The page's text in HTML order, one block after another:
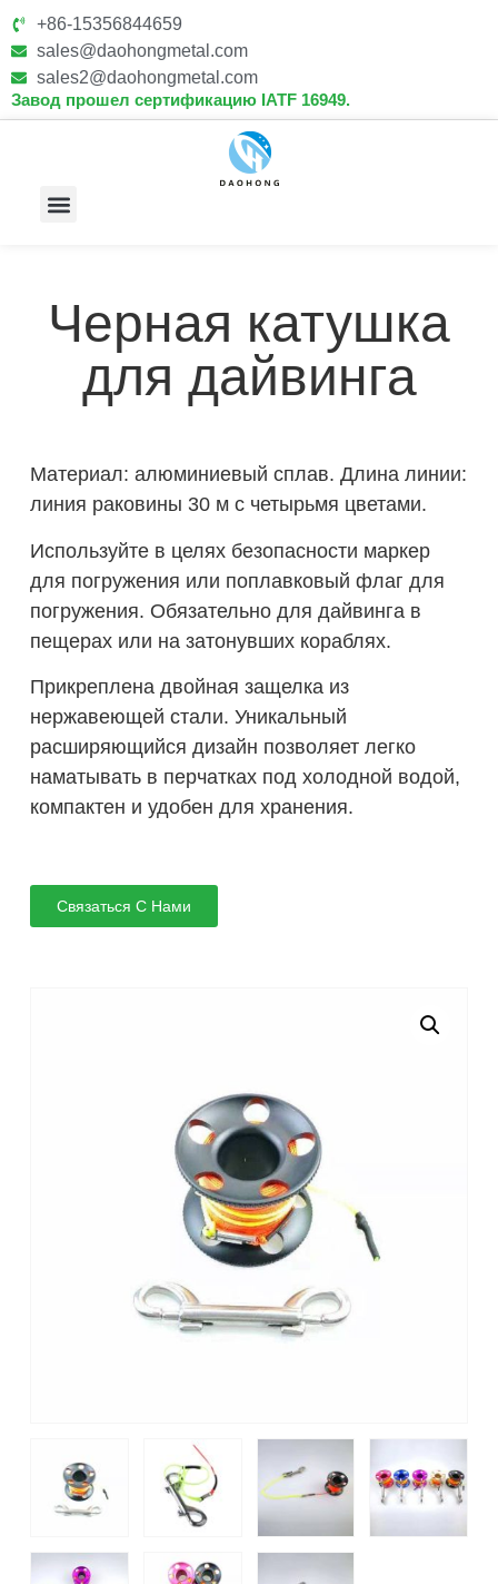
+86-15356844659
sales@daohongmetal.com
sales2@daohongmetal.com
Завод прошел сертификацию IATF 16949.
Черная катушка
для дайвинга
Материал: алюминиевый сплав. Длина линии:
линия раковины 30 м с четырьмя цветами.
Используйте в целях безопасности маркер
для погружения или поплавковый флаг для
погружения. Обязательно для дайвинга в
пещерах или на затонувших кораблях.
Прикреплена двойная защелка из
нержавеющей стали. Уникальный
расширяющийся дизайн позволяет легко
наматывать в перчатках под холодной водой,
компактен и удобен для хранения.
Связаться С Нами